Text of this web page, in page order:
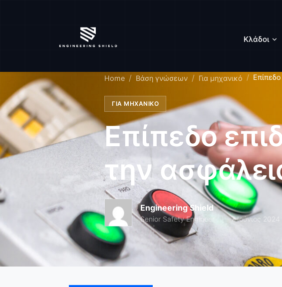
Κλάδοι
Home Βάση γνώσεων Για μηχανικό
ΓΙΑ ΜΗΧΑΝΙΚΌ
Επίπεδο
την
Engineering Shield
Senior Safety Engineer 7 Ιούνιος 2024